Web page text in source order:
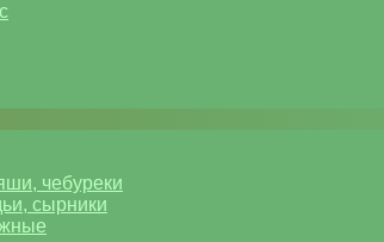
чебуреки
сырники